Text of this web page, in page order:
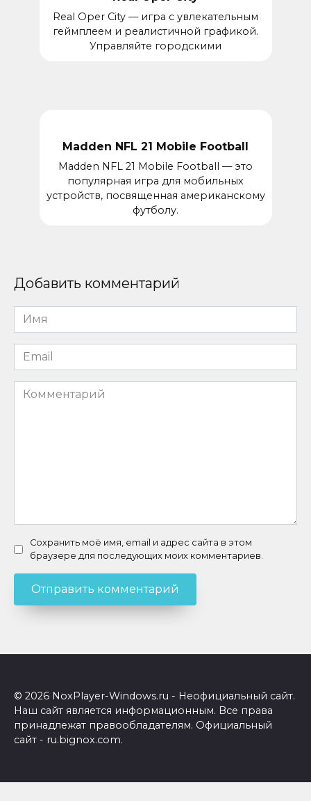
Real Oper City — игра с увлекательным
геймплеем и реалистичной графикой.
Управляйте городскими
Madden NFL 21 Mobile Football
Madden NFL 21 Mobile Football — это
популярная игра для мобильных
устройств, посвященная американскому
футболу.
Добавить комментарий
Имя
*
Email
*
Комментарий
Сохранить моё имя, email и адрес сайта в этом
браузере для последующих моих комментариев.
© 2026 NoxPlayer-Windows.ru - Неофициальный сайт.
Наш сайт является информационным. Все права
принадлежат правообладателям. Официальный
сайт - ru.bignox.com.